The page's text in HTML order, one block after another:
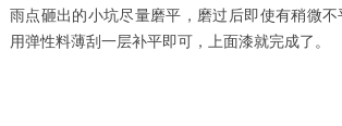
雨点砸出的小坑尽量磨平，磨过后即使有稍微不
用弹性料薄刮一层补平即可，上面漆就完成了。